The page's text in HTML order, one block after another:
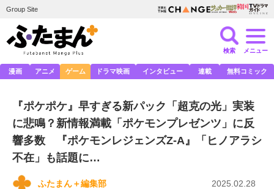
Group Site
検索 メニュー
漫画 アニメ ゲーム ドラマ映画 インタビュー 連載 無料コミック
『ポケポケ』早すぎる新パック「超克の光」実装
に悲鳴？新情報満載「ポケモンプレゼンツ」に反
響多数 『ポケモンレジェンズZ-A』「ヒノアラシ
不在」も話題に…
ふたまん＋編集部 2025.02.28